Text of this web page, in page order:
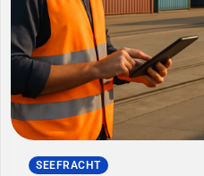
SEEFRACHT